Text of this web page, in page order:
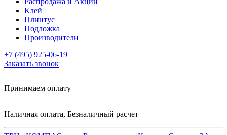
Клей
Плинтус
Подложка
Производители
+7 (495) 925-06-19
Заказать звонок
Принимаем оплату
Наличная оплата, Безналичный расчет